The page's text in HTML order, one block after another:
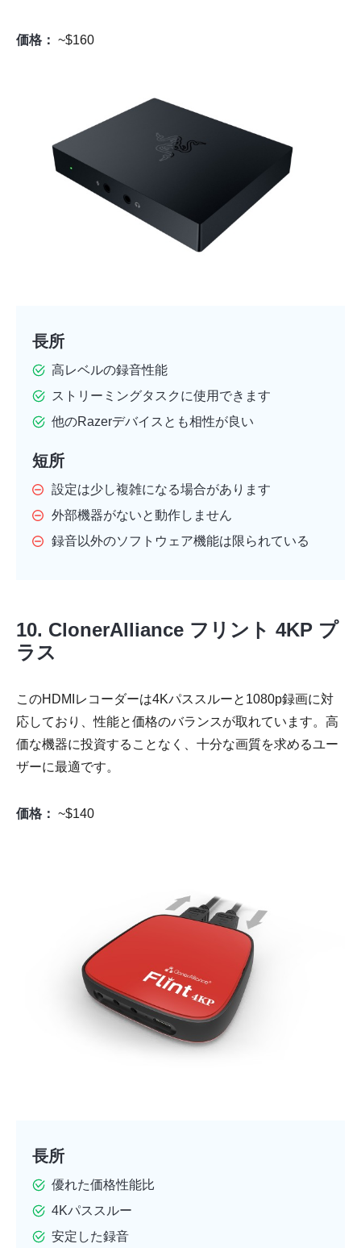
価格： ~$160
長所
高レベルの録音性能
ストリーミングタスクに使用できます
他のRazerデバイスとも相性が良い
短所
設定は少し複雑になる場合があります
外部機器がないと動作しません
録音以外のソフトウェア機能は限られている
10. ClonerAlliance フリント 4KP プ
ラス
このHDMIレコーダーは4Kパススルーと1080p録画に対
応しており、性能と価格のバランスが取れています。高
価な機器に投資することなく、十分な画質を求めるユー
ザーに最適です。
価格： ~$140
長所
優れた価格性能比
4Kパススルー
安定した録音